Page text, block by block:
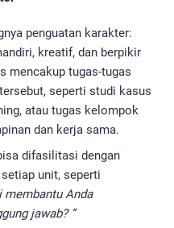
penguatan karakter:
kreatif, dan berpikir
mencakup tugas-tugas
seperti studi kasus
atau tugas kelompok
dan kerja sama.
difasilitasi dengan
unit, seperti
membantu Anda
jawab? ”